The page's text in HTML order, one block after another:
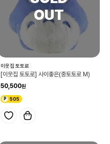
이웃집 토토로
[이웃집 토토로] 사이좋은(중토토로 M)
50,500
505